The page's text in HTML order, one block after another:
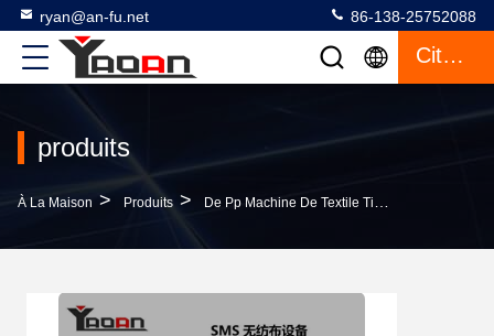
ryan@an-fu.net 86-138-25752088
Citation
produits
À La Maison > Produits > De Pp Machine De Textile Tissé Non